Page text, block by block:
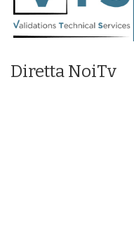
Diretta NoiTv